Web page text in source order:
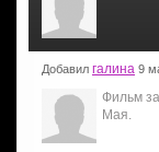
Добавил галина 9
Фильм
Мая.